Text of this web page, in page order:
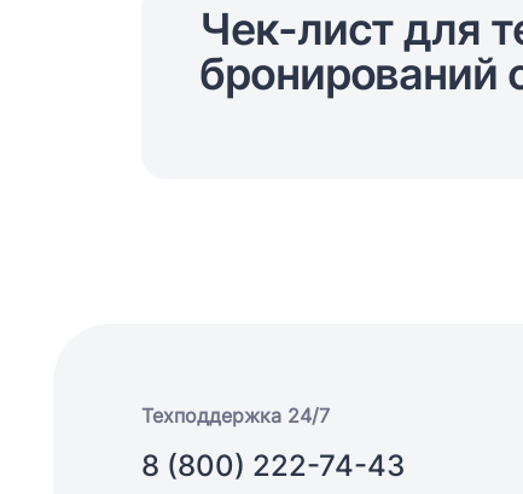
Чек-лист для
бронирований
Техподдержка 24/7
8 (800) 222-74-43